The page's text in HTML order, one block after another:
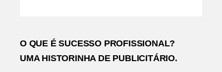
O QUE É SUCESSO PROFISSIONAL?
UMA HISTORINHA DE PUBLICITÁRIO.